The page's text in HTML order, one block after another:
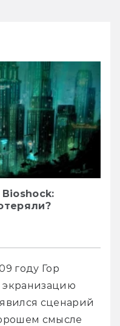
году Гор
экранизацию
сценарий
смысле